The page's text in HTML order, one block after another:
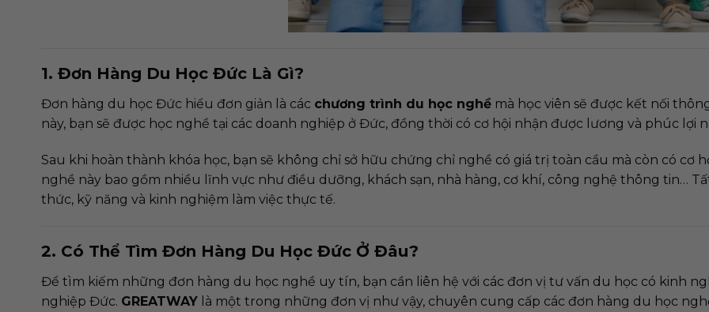
1. Đơn Hàng Du Học Đức Là Gì?
Đơn hàng du học Đức hiểu đơn giản là các chương trình du học nghề mà học viên sẽ được kết nối
này, bạn sẽ được học nghề tại các doanh nghiệp ở Đức, đồng thời có cơ hội nhận được lương và phúc lợi
Sau khi hoàn thành khóa học, bạn sẽ không chỉ sở hữu chứng chỉ nghề có giá trị toàn cầu mà còn có cơ
nghề này bao gồm nhiều lĩnh vực như điều dưỡng, khách sạn, nhà hàng, cơ khí, công nghệ thông tin…
thức, kỹ năng và kinh nghiệm làm việc thực tế.
2. Có Thể Tìm Đơn Hàng Du Học Đức Ở Đâu?
Để tìm kiếm những đơn hàng du học nghề uy tín, bạn cần liên hệ với các đơn vị tư vấn du học có kinh
nghiệp Đức. GREATWAY là một trong những đơn vị như vậy, chuyên cung cấp các đơn hàng du học